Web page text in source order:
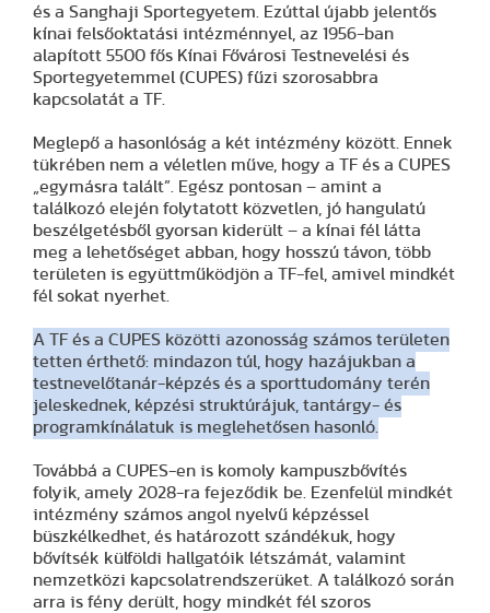
és a Sanghaji Sportegyetem. Ezúttal újabb jelentős
kínai felsőoktatási intézménnyel, az 1956-ban
alapított 5500 fős Kínai Fővárosi Testnevelési és
Sportegyetemmel (CUPES) fűzi szorosabbra
kapcsolatát a TF.
Meglepő a hasonlóság a két intézmény között. Ennek
tükrében nem a véletlen műve, hogy a TF és a CUPES
„egymásra talált”. Egész pontosan – amint a
találkozó elején folytatott közvetlen, jó hangulatú
beszélgetésből gyorsan kiderült – a kínai fél látta
meg a lehetőséget abban, hogy hosszú távon, több
területen is együttműködjön a TF-fel, amivel mindkét
fél sokat nyerhet.
A TF és a CUPES közötti azonosság számos területen
tetten érthető: mindazon túl, hogy hazájukban a
testnevelőtanár-képzés és a sporttudomány terén
jeleskednek, képzési struktúrájuk, tantárgy- és
programkínálatuk is meglehetősen hasonló.
Továbbá a CUPES-en is komoly kampuszbővítés
folyik, amely 2028-ra fejeződik be. Ezenfelül mindkét
intézmény számos angol nyelvű képzéssel
büszkélkedhet, és határozott szándékuk, hogy
bővítsék külföldi hallgatóik létszámát, valamint
nemzetközi kapcsolatrendszerüket. A találkozó során
arra is fény derült, hogy mindkét fél szoros